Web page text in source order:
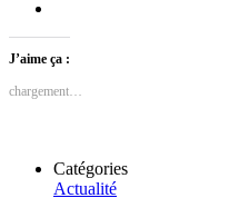
J’aime ça :
chargement…
Catégories
Actualité